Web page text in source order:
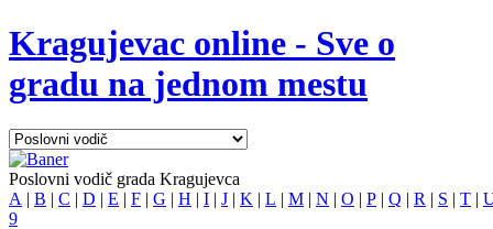
Kragujevac online - Sve o
gradu na jednom mestu
Poslovni vodič grada Kragujevca
A | B | C | D | E | F | G | H | I | J | K | L | M | N | O | P | Q | R | S | T |
9